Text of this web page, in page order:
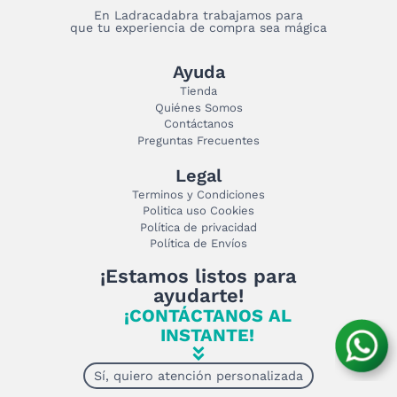
En Ladracadabra trabajamos para
que tu experiencia de compra sea mágica
Ayuda
Tienda
Quiénes Somos
Contáctanos
Preguntas Frecuentes
Legal
Terminos y Condiciones
Politica uso Cookies
Política de privacidad
Política de Envíos
¡Estamos listos para
ayudarte!
¡CONTÁCTANOS AL
INSTANTE!
Sí, quiero atención personalizada